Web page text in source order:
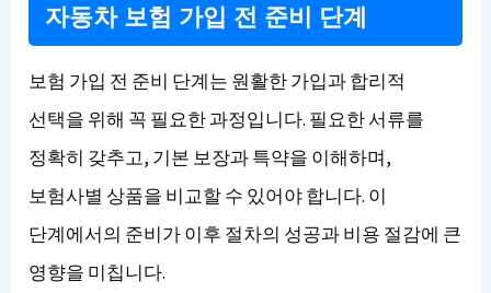
자동차 보험 가입 전 준비 단계
보험 가입 전 준비 단계는 원활한 가입과 합리적
선택을 위해 꼭 필요한 과정입니다. 필요한 서류를
정확히 갖추고, 기본 보장과 특약을 이해하며,
보험사별 상품을 비교할 수 있어야 합니다. 이
단계에서의 준비가 이후 절차의 성공과 비용 절감에 큰
영향을 미칩니다.